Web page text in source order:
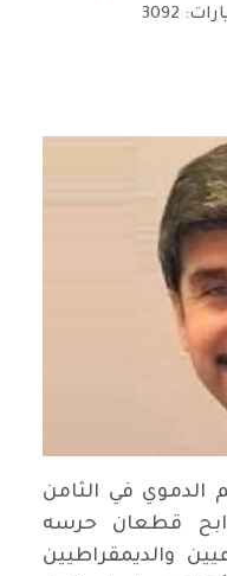
3092
الدموي في الثامن
وبعد مذابح قطعان حرسه
والديمقراطيين